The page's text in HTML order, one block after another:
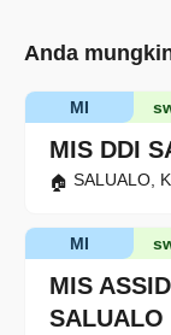
Anda
MIS DDI
MI
SALUALO,
MIS
SALUALO
MI